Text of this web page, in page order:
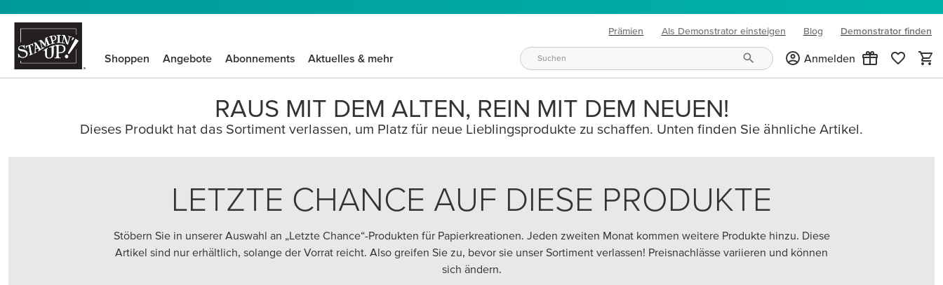
Prämien Als Demonstrator einsteigen Blog
(opens in new tab)
Demonstrator finden
Shoppen Angebote Abonnements Aktuelles & mehr Anmelden
RAUS MIT DEM ALTEN, REIN MIT DEM NEUEN!
Dieses Produkt hat das Sortiment verlassen, um Platz für neue Lieblingsprodukte zu schaffen. Unten finden Sie ähnliche Artikel.
LETZTE CHANCE AUF DIESE PRODUKTE
Stöbern Sie in unserer Auswahl an „Letzte Chance“-Produkten für Papierkreationen. Jeden zweiten Monat kommen weitere Produkte hinzu. Diese
Artikel sind nur erhältlich, solange der Vorrat reicht. Also greifen Sie zu, bevor sie unser Sortiment verlassen! Preisnachlässe variieren und können
sich ändern.